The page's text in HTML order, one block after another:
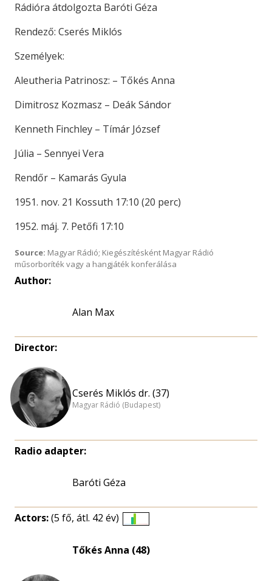
Rádióra átdolgozta Baróti Géza
Rendező: Cserés Miklós
Személyek:
Aleutheria Patrinosz: – Tőkés Anna
Dimitrosz Kozmasz – Deák Sándor
Kenneth Finchley – Tímár József
Júlia – Sennyei Vera
Rendőr – Kamarás Gyula
1951. nov. 21 Kossuth 17:10 (20 perc)
1952. máj. 7. Petőfi 17:10
Source: Magyar Rádió; Kiegészítésként Magyar Rádió
műsorboríték vagy a hangjáték konferálása
Author:
Alan Max
Director:
Cserés Miklós dr. (37)
Magyar Rádió (Budapest)
Radio adapter:
Baróti Géza
Actors:(5 fő, átl. 42 év)
eloszlás
Tőkés Anna (48)